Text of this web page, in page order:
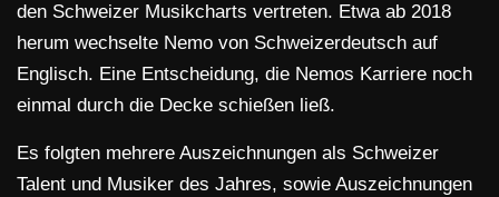
den Schweizer Musikcharts vertreten. Etwa ab 2018
herum wechselte Nemo von Schweizerdeutsch auf
Englisch. Eine Entscheidung, die Nemos Karriere noch
einmal durch die Decke schießen ließ.
Es folgten mehrere Auszeichnungen als Schweizer
Talent und Musiker des Jahres, sowie Auszeichnungen